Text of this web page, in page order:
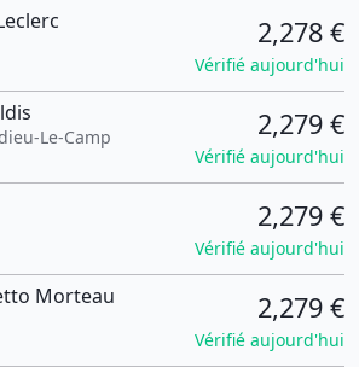
2,278 €
Vérifié aujourd'hui
Le-Camp
2,279 €
Vérifié aujourd'hui
2,279 €
Vérifié aujourd'hui
Morteau 2,279 €
Vérifié aujourd'hui